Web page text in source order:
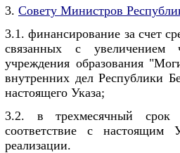
3. Совету Министров
3.1. финансирование за счет
связанных с увеличением
учреждения образования
внутренних дел Республики
настоящего Указа;
3.2. в трехмесячный срок
соответствие с
реализации.